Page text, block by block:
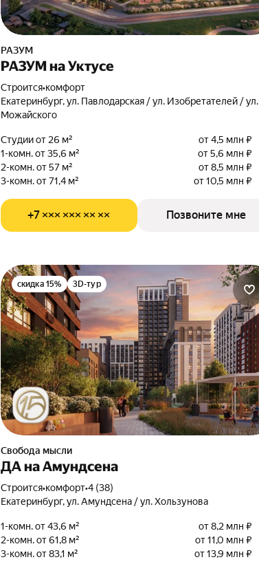
РАЗУМ
РАЗУМ на Уктусе
Строится•комфорт
Екатеринбург, ул. Павлодарская / ул. Изобретателей / ул.
Можайского
Студии от 26 м²
от 4,5 млн ₽
1-комн. от 35,6 м²
от 5,6 млн ₽
2-комн. от 57 м²
от 8,5 млн ₽
3-комн. от 71,4 м²
от 10,5 млн ₽
+7 ××× ××× ×× ×× Позвоните мне
скидка 15% 3D-тур
Свобода мысли
ДА на Амундсена
Строится•комфорт•4 (38)
Екатеринбург, ул. Амундсена / ул. Хользунова
1-комн. от 43,6 м²
от 8,2 млн ₽
2-комн. от 61,8 м²
от 11,0 млн ₽
3-комн. от 83,1 м²
от 13,9 млн ₽